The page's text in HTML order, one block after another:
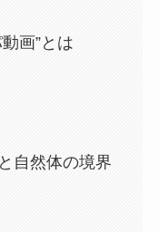
画”とは
自然体の境界